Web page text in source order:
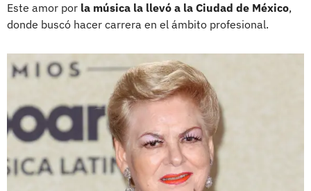
Este amor por la música la llevó a la Ciudad de México,
donde buscó hacer carrera en el ámbito profesional.